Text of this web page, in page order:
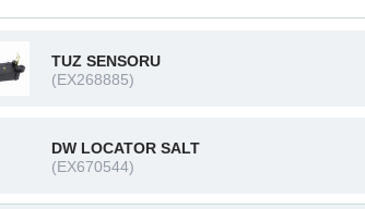
TUZ SENSORU
(EX268885)
DW LOCATOR SALT
(EX670544)